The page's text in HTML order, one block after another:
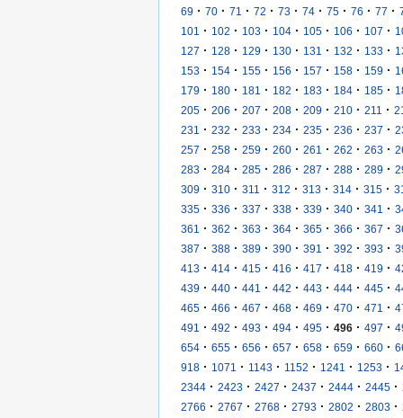
69 · 70 · 71 · 72 · 73 · 74 · 75 · 76 · 77 ·
101
· 102 · 103 · 104 · 105 · 106 · 107 ·
127 · 128 · 129 · 130 · 131 · 132 · 133 ·
153 · 154 · 155 · 156 · 157 · 158 · 159 ·
179 · 180 · 181 · 182 · 183 · 184 · 185 ·
205 · 206 · 207 · 208 · 209 · 210 · 211 ·
231
· 232 · 233 · 234 · 235 · 236 · 237 ·
257 · 258 · 259 · 260 · 261 · 262 · 263 ·
283 · 284 · 285 · 286 · 287 · 288 · 289 ·
309 · 310 · 311 · 312 · 313 · 314 · 315 ·
335 · 336 · 337 · 338 · 339 · 340 · 341 ·
361
· 362 · 363 · 364 · 365 · 366 · 367 ·
387 · 388 · 389 · 390 · 391 · 392 · 393 ·
413 · 414 · 415 · 416 · 417 · 418 · 419 ·
439 · 440 · 441 · 442 · 443 · 444 · 445 ·
465 · 466 · 467 · 468 · 469 · 470 · 471 ·
491
· 492 · 493 · 494 · 495 · 496 · 497 ·
654 · 655 · 656 · 657 · 658 · 659 · 660 ·
918 · 1071 · 1143 · 1152 · 1241 · 1253 ·
2344 · 2423 · 2427 · 2437 · 2444 · 2445 ·
2766 · 2767 · 2768 · 2793 · 2802 · 2803 ·